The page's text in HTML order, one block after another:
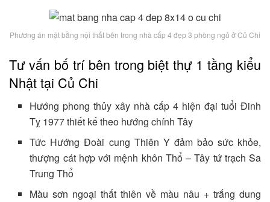
Phương án mặt bằng nội thất bên trong nhà cấp 4 đẹp 3 phòng ngủ ở Củ Chi
Tư vấn bố trí bên trong biệt thự 1 tầng kiểu
Nhật tại Củ Chi
Hướng phong thủy xây nhà cấp 4 hiện đại tuổi Đinh
Tỵ 1977 thiết kế theo hướng chính Tây
Tức Hướng Đoài cung Thiên Y đảm bảo sức khỏe,
thượng cát hợp với mệnh khôn Thổ – Tây tứ trạch Sa
Trung Thổ
Màu sơn ngoại thất thiên về màu nâu + trắng dung